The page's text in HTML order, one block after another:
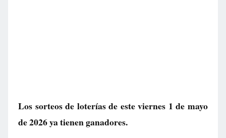
Los sorteos de loterías de este viernes 1 de mayo
de 2026 ya tienen ganadores.